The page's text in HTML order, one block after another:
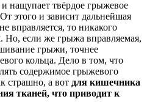
нащупает твёрдое грыжевое
этого и зависит дальнейшая
вправляется, то никакого
Но, если же грыжа вправляемая,
грыжи, точнее
кольца. Дело в том, что
содержимое грыжевого
страшно, а вот для кишечника
тканей, что приводит к